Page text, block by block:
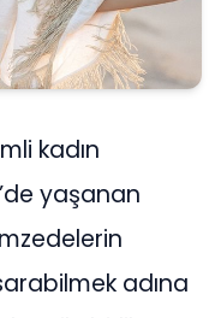
kadın
yaşanan
adına